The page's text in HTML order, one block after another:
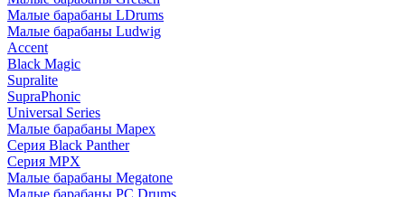
Малые барабаны LDrums
Малые барабаны Ludwig
Accent
Black Magic
Supralite
SupraPhonic
Universal Series
Малые барабаны Mapex
Серия Black Panther
Серия MPX
Малые барабаны Megatone
Малые барабаны PC Drums